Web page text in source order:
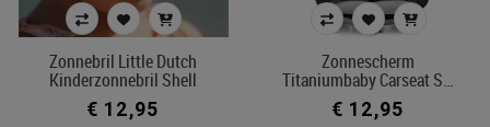
Zonnebril Little Dutch
Kinderzonnebril Shell
€ 12,95
Zonnescherm
Titaniumbaby Carseat S…
€ 12,95